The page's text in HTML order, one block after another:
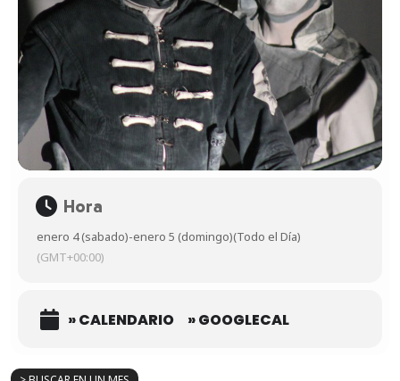
Hora
enero 4 (sabado)-enero 5 (domingo)(Todo el Día)
(GMT+00:00)
» CALENDARIO » GOOGLECAL